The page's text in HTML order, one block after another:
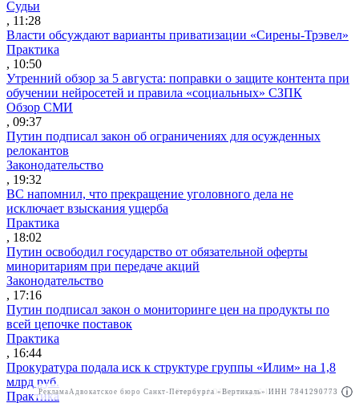
Реклама АО"Право.ру" ИНН: 7708095468
Судьи
, 11:28
Власти обсуждают варианты приватизации «Сирены-Трэвел»
Практика
, 10:50
Утренний обзор за 5 августа: поправки о защите контента при
обучении нейросетей и правила «социальных» СЗПК
Обзор СМИ
, 09:37
Путин подписал закон об ограничениях для осужденных
релокантов
Законодательство
, 19:32
ВС напомнил, что прекращение уголовного дела не
исключает взыскания ущерба
Практика
, 18:02
Путин освободил государство от обязательной оферты
миноритариям при передаче акций
Законодательство
, 17:16
Путин подписал закон о мониторинге цен на продукты по
всей цепочке поставок
Практика
, 16:44
Прокуратура подала иск к структуре группы «Илим» на 1,8
млрд руб.
Практика
Реклама Адвокатское бюро Санкт-Петербурга «Вертикаль» ИНН 7841290773